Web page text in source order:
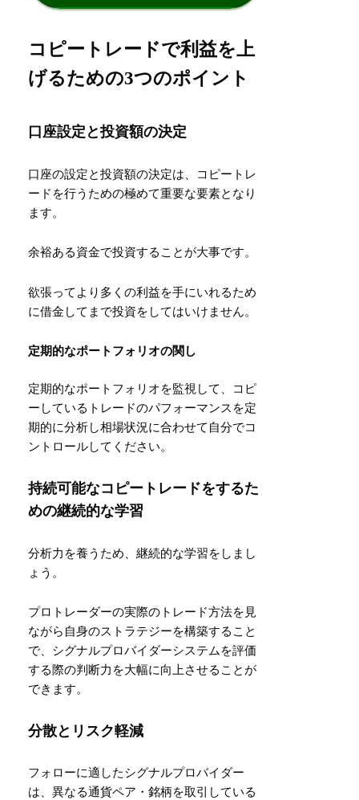
コピートレードで利益を上
げるための3つのポイント
口座設定と投資額の決定
口座の設定と投資額の決定は、コピートレ
ードを行うための極めて重要な要素となり
ます。
余裕ある資金で投資することが大事です。
欲張ってより多くの利益を手にいれるため
に借金してまで投資をしてはいけません。
定期的なポートフォリオの関し
定期的なポートフォリオを監視して、コピ
ーしているトレードのパフォーマンスを定
期的に分析し相場状況に合わせて自分でコ
ントロールしてください。
持続可能なコピートレードをするた
めの継続的な学習
分析力を養うため、継続的な学習をしまし
ょう。
プロトレーダーの実際のトレード方法を見
ながら自身のストラテジーを構築すること
で、シグナルプロバイダーシステムを評価
する際の判断力を大幅に向上させることが
できます。
分散とリスク軽減
フォローに適したシグナルプロバイダー
は、異なる通貨ペア・銘柄を取引している